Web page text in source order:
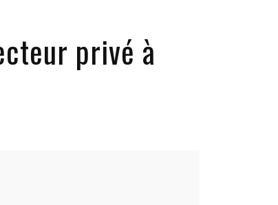
privé à